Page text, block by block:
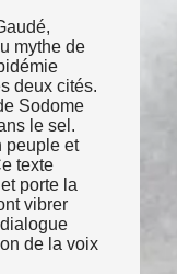
mythe de
deux cités.
Sodome
le sel.
peuple et
texte
porte la
vibrer
de la voix